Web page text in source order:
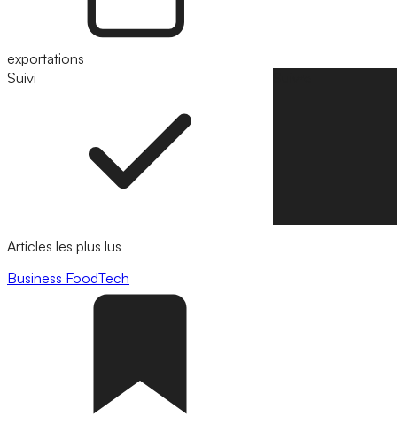
exportations
Suivi
Articles les plus lus
Business FoodTech